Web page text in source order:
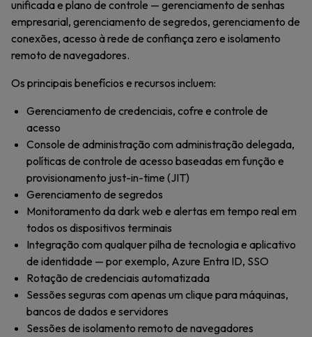
unificada e plano de controle — gerenciamento de senhas
empresarial, gerenciamento de segredos, gerenciamento de
conexões, acesso à rede de confiança zero e isolamento
remoto de navegadores.
Os principais benefícios e recursos incluem:
Gerenciamento de credenciais, cofre e controle de
acesso
Console de administração com administração delegada,
políticas de controle de acesso baseadas em função e
provisionamento just-in-time (JIT)
Gerenciamento de segredos
Monitoramento da dark web e alertas em tempo real em
todos os dispositivos terminais
Integração com qualquer pilha de tecnologia e aplicativo
de identidade — por exemplo, Azure Entra ID, SSO
Rotação de credenciais automatizada
Sessões seguras com apenas um clique para máquinas,
bancos de dados e servidores
Sessões de isolamento remoto de navegadores